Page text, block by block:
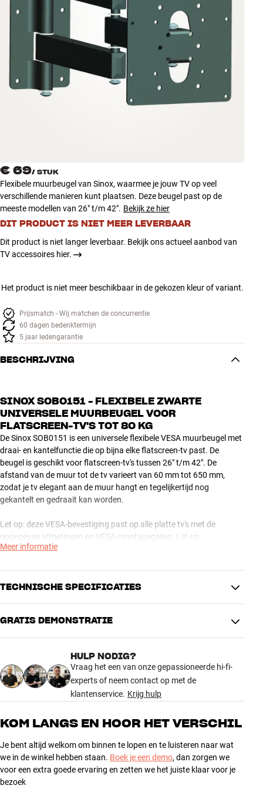
Accessoires
INSPIRATIE
MERKEN
NIEUW
Klantenservice
Inloggen
Klantenservice
Bouw met geluid
€ 69/ STUK
Flexibele muurbeugel van Sinox, waarmee je jouw TV op veel
verschillende manieren kunt plaatsen. Deze beugel past op de
meeste modellen van 26" t/m 42". Bekijk ze hier
DIT PRODUCT IS NIET MEER LEVERBAAR
Dit product is niet langer leverbaar. Bekijk ons actueel aanbod van
TV accessoires hier.
Het product is niet meer beschikbaar in de gekozen kleur of variant.
Prijsmatch - Wij matchen de concurrentie
60 dagen bedenktermijn
5 jaar ledengarantie
BESCHRIJVING
SINOX SOB0151 - FLEXIBELE ZWARTE
UNIVERSELE MUURBEUGEL VOOR
FLATSCREEN-TV'S TOT 80 KG
De Sinox SOB0151 is een universele flexibele VESA muurbeugel met
draai- en kantelfunctie die op bijna elke flatscreen-tv past. De
beugel is geschikt voor flatscreen-tv's tussen 26" t/m 42". De
afstand van de muur tot de tv varieert van 60 mm tot 650 mm,
zodat je tv elegant aan de muur hangt en tegelijkertijd nog
gekantelt en gedraait kan worden.
Let op: deze VESA-bevestiging past op alle platte tv's met de
opgegeven afmetingen en VESA-montagegaten. Let op
aansluitingen aan de achterkant of andere dingen op je tv
Meer informatie
TECHNISCHE SPECIFICATIES
Max. TV-formaat
42"
Compatibel met VESA
100x100, 100x200, 200x200
Min. afstand tot muur
60 mm
Max. afstand tot muur
65 cm
kabelmanagement
PRESTATIES
Max. draagvermogen
80 kg
Geïntegreerde waterpas
GRATIS DEMONSTRATIE
HULP NODIG?
Vraag het een van onze gepassioneerde hi-fi-
experts of neem contact op met de
klantenservice. Krijg hulp
KOM LANGS EN HOOR HET VERSCHIL
Je bent altijd welkom om binnen te lopen en te luisteren naar wat
we in de winkel hebben staan. Boek je een demo, dan zorgen we
voor een extra goede ervaring en zetten we het juiste klaar voor je
bezoek